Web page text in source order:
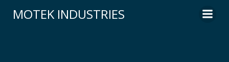
to
MOTEK INDUSTRIES